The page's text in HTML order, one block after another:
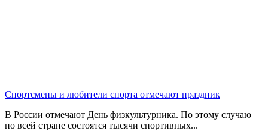
Спортсмены и любители спорта отмечают праздник
В России отмечают День физкультурника. По этому случаю
по всей стране состоятся тысячи спортивных...